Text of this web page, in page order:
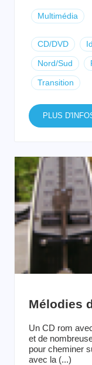
Multimédia
CD/DVD
Nord/Sud
Transition
PLUS
Mélodies
Un CD rom
et de
pour cheminer
avec la (...)